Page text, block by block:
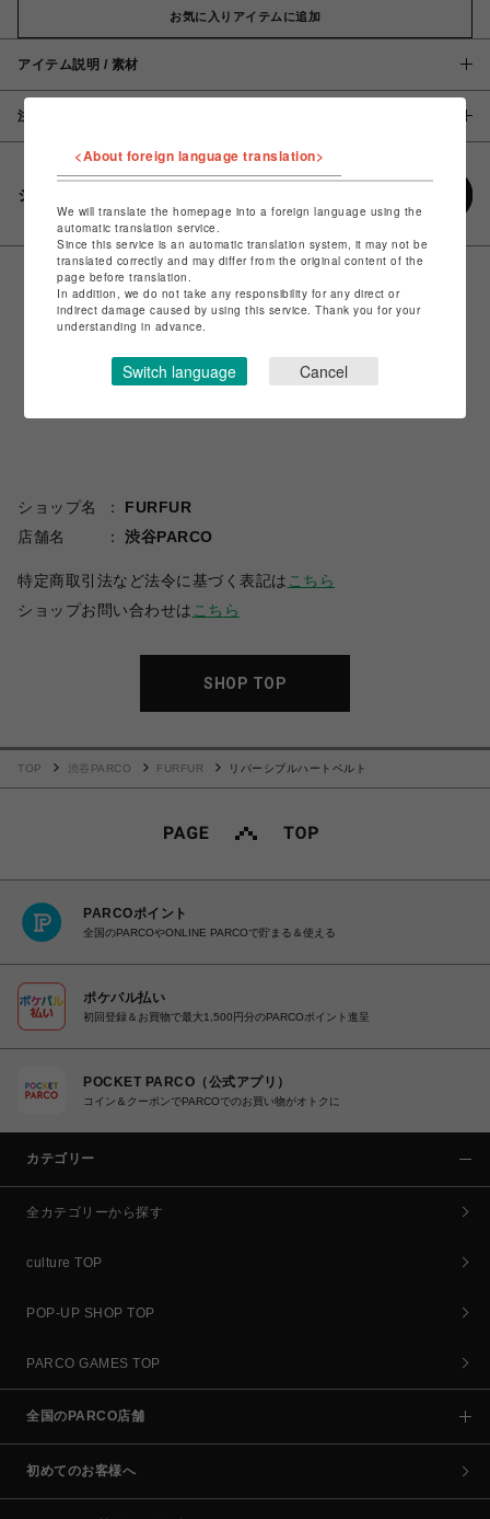
お気に入りアイテムに追加
アイテム説明 / 素材
注意事項
シェアする
ショップ名
FURFUR
店舗名
渋谷PARCO
特定商取引法など法令に基づく表記は こちら
ショップお問い合わせは こちら
SHOP TOP
TOP 渋谷PARCO FURFUR リバーシブルハートベルト
PARCOポイント
全国のPARCOやONLINE PARCOで貯まる＆使える
ポケパル払い
初回登録＆お買物で最大1,500円分のPARCOポイント進呈
POCKET PARCO（公式アプリ）
コイン＆クーポンでPARCOでのお買い物がオトクに
カテゴリー
全カテゴリーから探す
culture TOP
POP-UP SHOP TOP
PARCO GAMES TOP
全国のPARCO店舗
初めてのお客様へ
<About foreign language translation>
We will translate the homepage into a foreign language using the
automatic translation service.
Since this service is an automatic translation system, it may not be
translated correctly and may differ from the original content of the
page before translation.
In addition, we do not take any responsibility for any direct or
indirect damage caused by using this service. Thank you for your
understanding in advance.
Switch language Cancel